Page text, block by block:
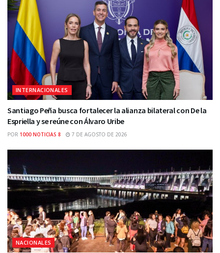
INTERNACIONALES
Santiago Peña busca fortalecer la alianza bilateral con De la
Espriella y se reúne con Álvaro Uribe
POR 1000 NOTICIAS 8 7 DE AGOSTO DE 2026
NACIONALES